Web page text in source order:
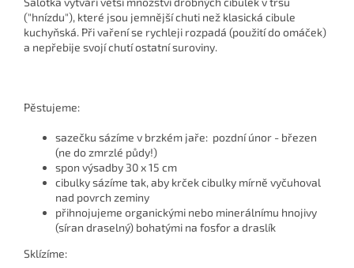
("hnízdu"), které jsou jemnější chuti než klasická cibule
kuchyňská. Při vaření se rychleji rozpadá (použití do omáček)
a nepřebije svojí chutí ostatní suroviny.
Pěstujeme:
sazečku sázíme v brzkém jaře: pozdní únor - březen
(ne do zmrzlé půdy!)
spon výsadby 30 x 15 cm
cibulky sázíme tak, aby krček cibulky mírně vyčuhoval
nad povrch zeminy
přihnojujeme organickými nebo minerálnímu hnojivy
(síran draselný) bohatými na fosfor a draslík
Sklízíme: